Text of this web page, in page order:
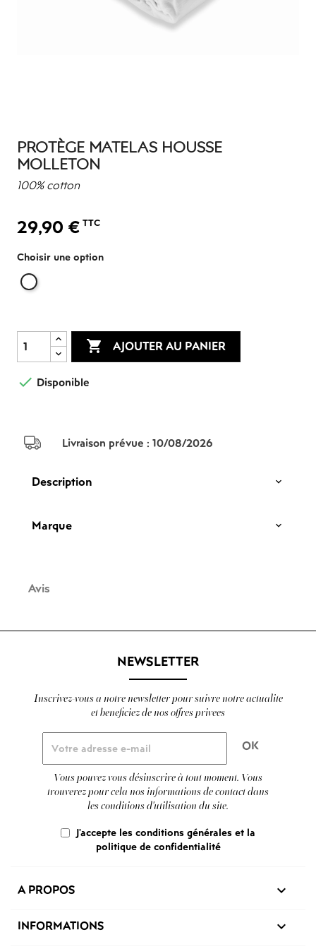
PROTÈGE MATELAS HOUSSE
MOLLETON
100% cotton
29,90 € TTC
Choisir une option
Blanc
 AJOUTER AU PANIER
 Disponible
Livraison prévue : 10/08/2026
Description
Marque
Avis
NEWSLETTER
Inscrivez-vous a notre newsletter pour suivre notre actualite
et beneficiez de nos offres privees
Vous pouvez vous désinscrire à tout moment. Vous
trouverez pour cela nos informations de contact dans
les conditions d'utilisation du site.
J'accepte les conditions générales et la
politique de confidentialité
A PROPOS 
INFORMATIONS 